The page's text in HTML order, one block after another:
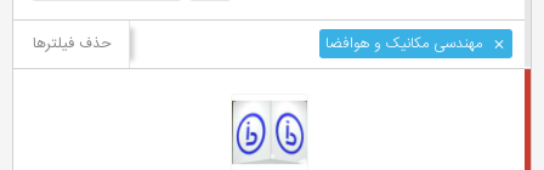
مهندسی مکانیک و هوافضا حذف فیلترها